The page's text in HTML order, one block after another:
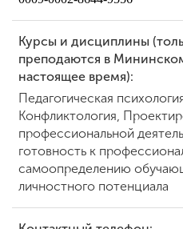
Курсы и дисциплины
преподаются в
настоящее время):
Педагогическая
Конфликтология,
профессиональной
готовность к
самоопределению
личностного потенциала